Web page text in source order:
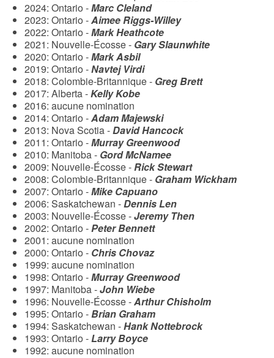
2024: Ontario -Marc Cleland
2023: Ontario -Aimee Riggs-Willey
2022: Ontario -Mark Heathcote
2021: Nouvelle-Écosse - Gary Slaunwhite
2020: Ontario -Mark Asbil
2019: Ontario -Navtej Virdi
2018: Colombie-Britannique - Greg Brett
2017: Alberta -Kelly Kobe
2016: aucune nomination
2014: Ontario -Adam Majewski
2013: Nova Scotia -David Hancock
2011: Ontario -Murray Greenwood
2010: Manitoba - Gord McNamee
2009: Nouvelle-Écosse -Rick Stewart
2008: Colombie-Britannique - Graham Wickham
2007: Ontario -Mike Capuano
2006: Saskatchewan -Dennis Len
2003: Nouvelle-Écosse -Jeremy Then
2002: Ontario -Peter Bennett
2001: aucune nomination
2000: Ontario - Chris Chovaz
1999: aucune nomination
1998: Ontario -Murray Greenwood
1997: Manitoba -John Wiebe
1996: Nouvelle-Écosse -Arthur Chisholm
1995: Ontario -Brian Graham
1994: Saskatchewan -Hank Nottebrock
1993: Ontario -Larry Boyce
1992: aucune nomination